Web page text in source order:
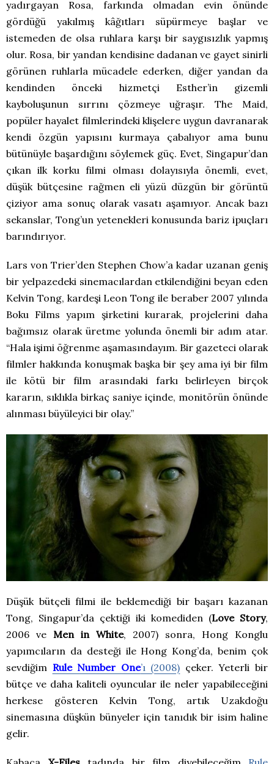
yadırgayan Rosa, farkında olmadan evin önünde
gördüğü yakılmış kâğıtları süpürmeye başlar ve
istemeden de olsa ruhlara karşı bir saygısızlık yapmış
olur. Rosa, bir yandan kendisine dadanan ve gayet sinirli
görünen ruhlarla mücadele ederken, diğer yandan da
kendinden önceki hizmetçi Esther’in gizemli
kayboluşunun sırrını çözmeye uğraşır. The Maid,
popüler hayalet filmlerindeki klişelere uygun davranarak
kendi özgün yapısını kurmaya çabalıyor ama bunu
bütünüyle başardığını söylemek güç. Evet, Singapur’dan
çıkan ilk korku filmi olması dolayısıyla önemli, evet,
düşük bütçesine rağmen eli yüzü düzgün bir görüntü
çiziyor ama sonuç olarak vasatı aşamıyor. Ancak bazı
sekanslar, Tong’un yetenekleri konusunda bariz ipuçları
barındırıyor.
Lars von Trier’den Stephen Chow’a kadar uzanan geniş
bir yelpazedeki sinemacılardan etkilendiğini beyan eden
Kelvin Tong, kardeşi Leon Tong ile beraber 2007 yılında
Boku Films yapım şirketini kurarak, projelerini daha
bağımsız olarak üretme yolunda önemli bir adım atar.
“Hala işimi öğrenme aşamasındayım. Bir gazeteci olarak
filmler hakkında konuşmak başka bir şey ama iyi bir film
ile kötü bir film arasındaki farkı belirleyen birçok
kararın, sıklıkla birkaç saniye içinde, monitörün önünde
alınması büyüleyici bir olay.”
Düşük bütçeli filmi ile beklemediği bir başarı kazanan
Tong, Singapur’da çektiği iki komediden (Love Story,
2006 ve Men in White, 2007) sonra, Hong Konglu
yapımcıların da desteği ile Hong Kong’da, benim çok
sevdiğim Rule Number One’ı (2008) çeker. Yeterli bir
bütçe ve daha kaliteli oyuncular ile neler yapabileceğini
herkese gösteren Kelvin Tong, artık Uzakdoğu
sinemasına düşkün bünyeler için tanıdık bir isim haline
gelir.